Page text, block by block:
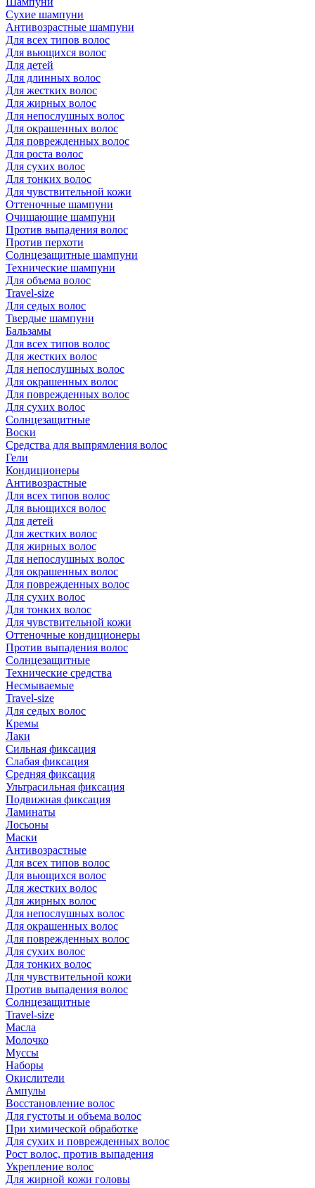
Сухие шампуни
Антивозрастные шампуни
Для всех типов волос
Для вьющихся волос
Для детей
Для длинных волос
Для жестких волос
Для жирных волос
Для непослушных волос
Для окрашенных волос
Для поврежденных волос
Для роста волос
Для сухих волос
Для тонких волос
Для чувствительной кожи
Оттеночные шампуни
Очищающие шампуни
Против выпадения волос
Против перхоти
Солнцезащитные шампуни
Технические шампуни
Для объема волос
Travel-size
Для седых волос
Твердые шампуни
Бальзамы
Для всех типов волос
Для жестких волос
Для непослушных волос
Для окрашенных волос
Для поврежденных волос
Для сухих волос
Солнцезащитные
Воски
Средства для выпрямления волос
Гели
Кондиционеры
Антивозрастные
Для всех типов волос
Для вьющихся волос
Для детей
Для жестких волос
Для жирных волос
Для непослушных волос
Для окрашенных волос
Для поврежденных волос
Для сухих волос
Для тонких волос
Для чувствительной кожи
Оттеночные кондиционеры
Против выпадения волос
Солнцезащитные
Технические средства
Несмываемые
Travel-size
Для седых волос
Кремы
Лаки
Сильная фиксация
Слабая фиксация
Средняя фиксация
Ультрасильная фиксация
Подвижная фиксация
Ламинаты
Лосьоны
Маски
Антивозрастные
Для всех типов волос
Для вьющихся волос
Для жестких волос
Для жирных волос
Для непослушных волос
Для окрашенных волос
Для поврежденных волос
Для сухих волос
Для тонких волос
Для чувствительной кожи
Против выпадения волос
Солнцезащитные
Travel-size
Масла
Молочко
Муссы
Наборы
Окислители
Ампулы
Восстановление волос
Для густоты и объема волос
При химической обработке
Для сухих и поврежденных волос
Рост волос, против выпадения
Укрепление волос
Для жирной кожи головы